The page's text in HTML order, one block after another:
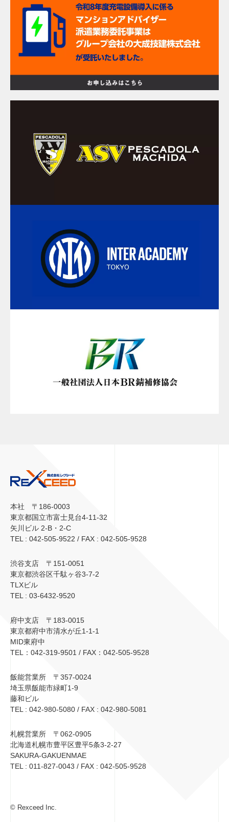
本社 〒186-0003
東京都国立市富士見台4-11-32
矢川ビル 2-B・2-C
TEL : 042-505-9522 / FAX : 042-505-9528
渋谷支店 〒151-0051
東京都渋谷区千駄ヶ谷3-7-2
TLXビル
TEL : 03-6432-9520
府中支店 〒183-0015
東京都府中市清水が丘1-1-1
MID東府中
TEL：042-319-9501 / FAX：042-505-9528
飯能営業所 〒357-0024
埼玉県飯能市緑町1-9
藤和ビル
TEL : 042-980-5080 / FAX : 042-980-5081
札幌営業所 〒062-0905
北海道札幌市豊平区豊平5条3-2-27
SAKURA-GAKUENMAE
TEL : 011-827-0043 / FAX : 042-505-9528
© Rexceed Inc.